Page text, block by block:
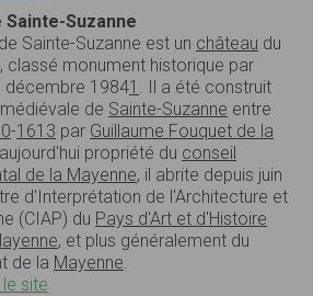
Sainte-Suzanne
Sainte-Suzanne est un château du
, classé monument historique par
décembre 19841 . Il a été construit
de Sainte-Suzanne entre
-1613 par Guillaume Fouquet de la
propriété du conseil
de la Mayenne, il abrite depuis juin
d'Interprétation de l'Architecture et
(CIAP) du Pays d'Art et d'Histoire
, et plus généralement du
de la Mayenne.
site